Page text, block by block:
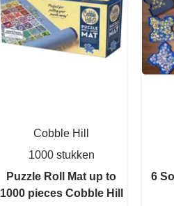
Cobble Hill
1000 stukken
Puzzle Roll Mat up to
1000 pieces Cobble Hill
6